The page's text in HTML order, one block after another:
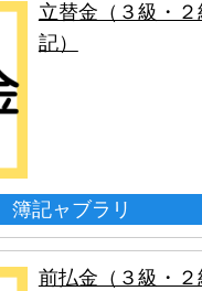
立替金（３級・
記）
簿記ャブラリ
前払金（３級・